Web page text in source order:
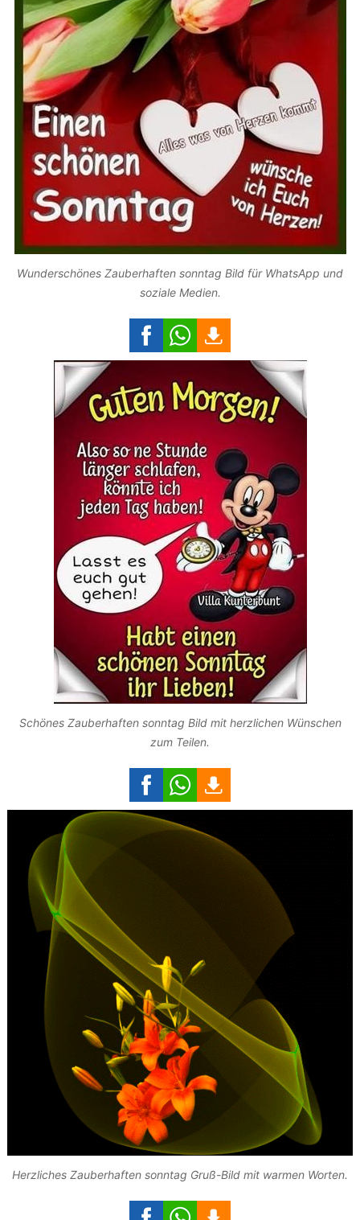
Wunderschönes Zauberhaften sonntag Bild für WhatsApp und
soziale Medien.
Schönes Zauberhaften sonntag Bild mit herzlichen Wünschen
zum Teilen.
Herzliches Zauberhaften sonntag Gruß-Bild mit warmen Worten.